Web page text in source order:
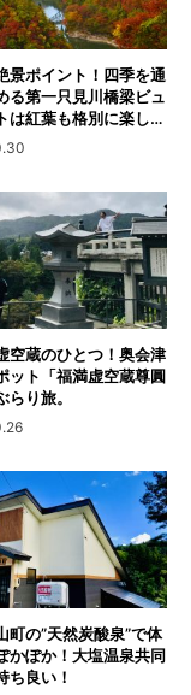
景ポイント！四季を通
る第一只見川橋梁ビュ
は紅葉も格別に楽しめ
空蔵のひとつ！奥会津
ット「福満虚空蔵尊圓
らり旅。
町の”天然炭酸泉”で体
かぽか！大塩温泉共同
ち良い！